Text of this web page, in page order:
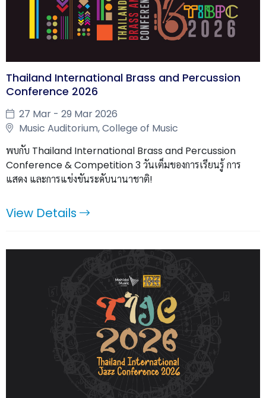
Thailand International Brass and Percussion
Conference 2026
27 Mar - 29 Mar 2026
Music Auditorium, College of Music
พบกับ Thailand International Brass and Percussion
Conference & Competition 3 วันเต็มของการเรียนรู้ การ
แสดง และการแข่งขันระดับนานาชาติ!
View Details